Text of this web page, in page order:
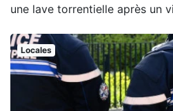
une lave torrentielle après un
Locales